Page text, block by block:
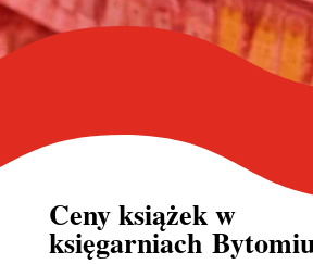
Ceny książek w
księgarniach